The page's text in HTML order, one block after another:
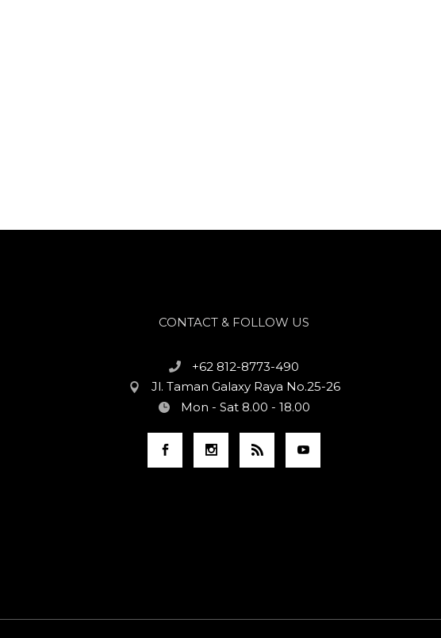
CONTACT & FOLLOW US
+62 812-8773-490
Jl. Taman Galaxy Raya No.25-26
Mon - Sat 8.00 - 18.00